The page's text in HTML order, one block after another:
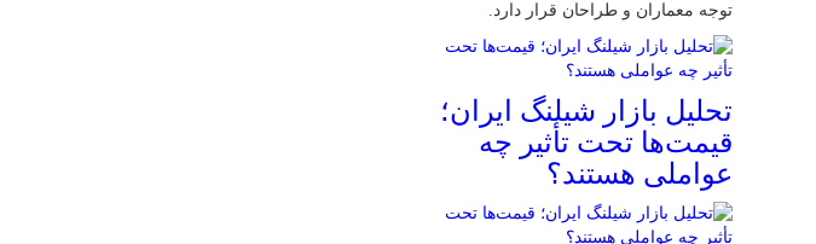
توجه معماران و طراحان قرار دارد.
تحلیل بازار شیلنگ ایران؛
قیمت‌ها تحت تأثیر چه
عواملی هستند؟